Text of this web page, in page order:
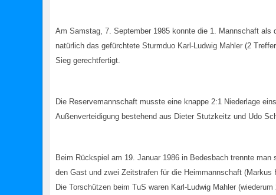
Am Samstag, 7. September 1985 konnte die 1. Mannschaft
natürlich das gefürchtete Sturmduo Karl-Ludwig Mahler (2
Sieg gerechtfertigt.
Die Reservemannschaft musste eine knappe 2:1 Niederlage
Außenverteidigung bestehend aus Dieter Stutzkeitz und Udo
Beim Rückspiel am 19. Januar 1986 in Bedesbach trennte
den Gast und zwei Zeitstrafen für die Heimmannschaft
Die Torschützen beim TuS waren Karl-Ludwig Mahler